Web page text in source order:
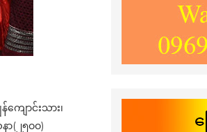
ျောင်းသား၊
ာ(၂၅ဝဝ)